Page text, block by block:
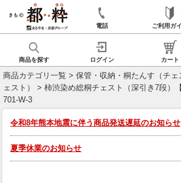
電話 ご利用ガ
商品を探す ログイン カート
商品カテゴリ一覧 > 保管・収納・桐たんす（チェ
ェスト）
> 柿渋染め総桐チェスト（深引き7段）
701-W-3
令和8年熊本地震に伴う商品発送遅延のお知らせ
夏季休業のお知らせ